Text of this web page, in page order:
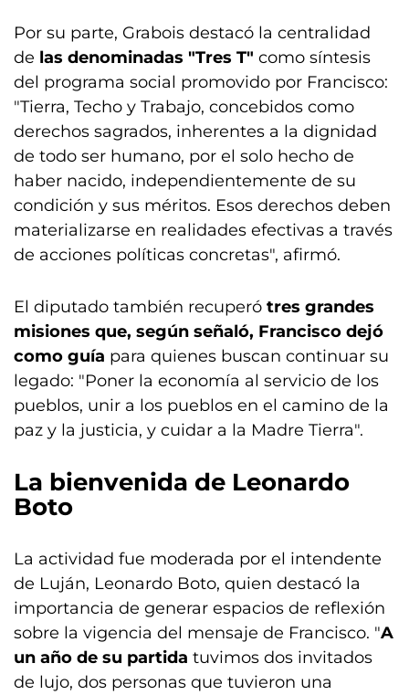
Por su parte, Grabois destacó la centralidad
de las denominadas "Tres T" como síntesis
del programa social promovido por Francisco:
"Tierra, Techo y Trabajo, concebidos como
derechos sagrados, inherentes a la dignidad
de todo ser humano, por el solo hecho de
haber nacido, independientemente de su
condición y sus méritos. Esos derechos deben
materializarse en realidades efectivas a través
de acciones políticas concretas", afirmó.
El diputado también recuperó tres grandes
misiones que, según señaló, Francisco dejó
como guía para quienes buscan continuar su
legado: "Poner la economía al servicio de los
pueblos, unir a los pueblos en el camino de la
paz y la justicia, y cuidar a la Madre Tierra".
La bienvenida de Leonardo
Boto
La actividad fue moderada por el intendente
de Luján, Leonardo Boto, quien destacó la
importancia de generar espacios de reflexión
sobre la vigencia del mensaje de Francisco. "A
un año de su partida tuvimos dos invitados
de lujo, dos personas que tuvieron una